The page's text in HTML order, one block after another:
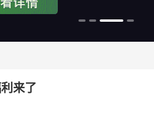
来了